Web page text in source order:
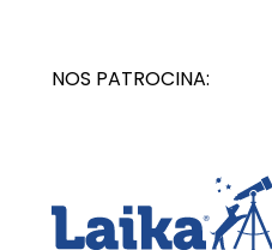
NOS PATROCINA: